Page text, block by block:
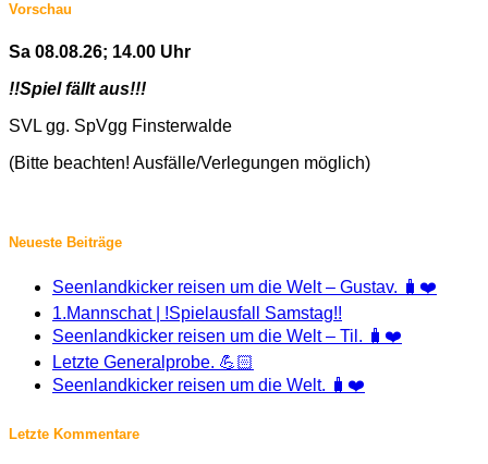
Vorschau
Sa 08.08.26; 14.00 Uhr
!!Spiel fällt aus!!!
SVL gg. SpVgg Finsterwalde
(Bitte beachten! Ausfälle/Verlegungen möglich)
Neueste Beiträge
Seenlandkicker reisen um die Welt – Gustav. 🧳❤️
1.Mannschat | !Spielausfall Samstag!!
Seenlandkicker reisen um die Welt – Til. 🧳❤️
Letzte Generalprobe. 💪🏻
Seenlandkicker reisen um die Welt. 🧳❤️
Letzte Kommentare